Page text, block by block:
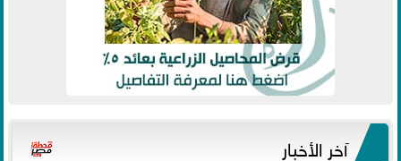
آخر الأخبار